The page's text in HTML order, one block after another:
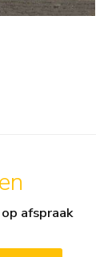
afspraak